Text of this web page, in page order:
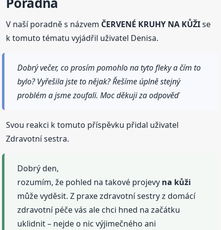
V naší poradně s názvem ČERVENÉ KRUHY NA KŮŽIse
k tomuto tématu vyjádřil uživatel Denisa.
Dobrý večer, co prosím pomohlo na tyto fleky a čím to
bylo? Vyřešila jste to nějak? Řešíme úplně stejný
problém a jsme zoufali. Moc děkuji za odpověď
Svou reakci k tomuto příspěvku přidal uživatel
Zdravotní sestra.
Dobrý den,
rozumím, že pohled na takové projevy na kůži
může vyděsit. Z praxe zdravotní sestry z domácí
zdravotní péče vás ale chci hned na začátku
uklidnit – nejde o nic výjimečného ani